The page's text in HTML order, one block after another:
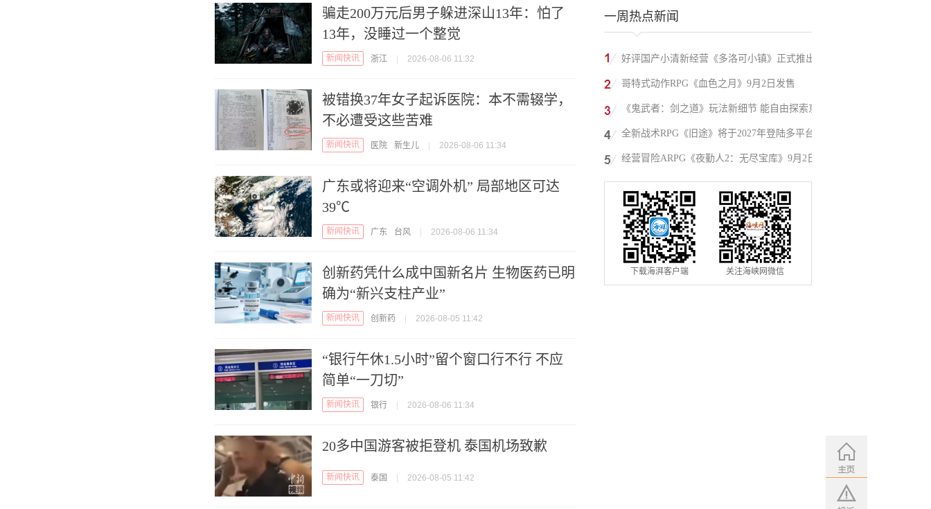
骗走200万元后男子躲进深山13年：怕了
13年，没睡过一个整觉
新闻快讯 浙江 2026-08-06 11:32
被错换37年女子起诉医院：本不需辍学，
不必遭受这些苦难
新闻快讯 医院 新生儿 2026-08-06 11:34
广东或将迎来“空调外机” 局部地区可达
39℃
新闻快讯 广东 台风 2026-08-06 11:34
创新药凭什么成中国新名片 生物医药已明
确为“新兴支柱产业”
新闻快讯 创新药 2026-08-05 11:42
“银行午休1.5小时”留个窗口行不行 不应
简单“一刀切”
新闻快讯 银行 2026-08-06 11:34
20多中国游客被拒登机 泰国机场致歉
新闻快讯 泰国 2026-08-05 11:42
国县域发展潜力百强县”
一周热点新闻
好评国产小清新经营《多洛可小镇》正式推出
哥特式动作RPG《血色之月》9月2日发售
《鬼武者：剑之道》玩法新细节 能自由探索京
都的半开放区域
全新战术RPG《旧途》将于2027年登陆多平台
经营冒险ARPG《夜勤人2：无尽宝库》9月2日
发售
下载海湃客户端 关注海峡网微信